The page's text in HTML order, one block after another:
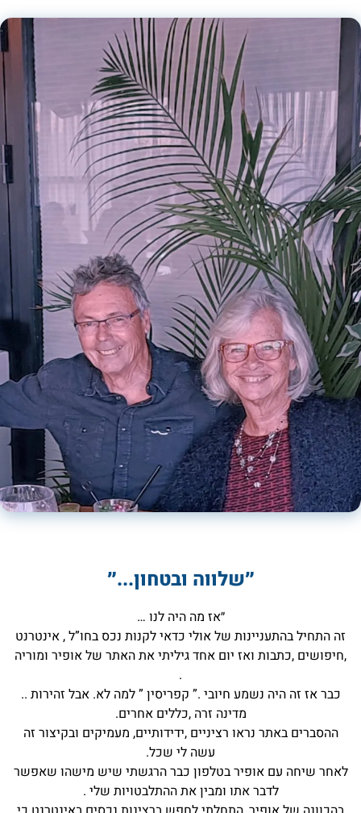
״שלווה ובטחון...״
״אז מה היה לנו …
זה התחיל בהתעניינות של אולי כדאי לקנות נכס בחו”ל , אינטרנט
,חיפושים ,כתבות ואז יום אחד גיליתי את האתר של אופיר ומוריה
.
כבר אז זה היה נשמע חיובי .” קפריסין ” למה לא. אבל זהירות ..
מדינה זרה ,כללים אחרים.
ההסברים באתר נראו רציניים ,ידידותיים, מעמיקים ובקיצור זה
עשה לי שכל.
לאחר שיחה עם אופיר בטלפון כבר הרגשתי שיש מישהו שאפשר
לדבר אתו ומבין את ההתלבטויות שלי .